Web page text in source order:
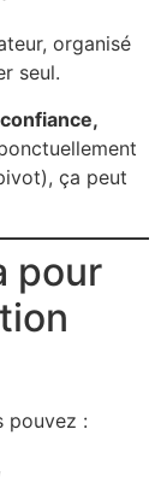
organisé
seul.
ça peut
pour
pouvez :